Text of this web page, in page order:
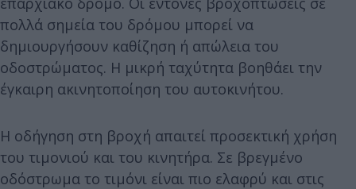
πολλά σημεία του δρόμου μπορεί να
δημιουργήσουν καθίζηση ή απώλεια του
οδοστρώματος. Η μικρή ταχύτητα βοηθάει την
έγκαιρη ακινητοποίηση του αυτοκινήτου.
Η οδήγηση στη βροχή απαιτεί προσεκτική χρήση
του τιμονιού και του κινητήρα. Σε βρεγμένο
οδόστρωμα το τιμόνι είναι πιο ελαφρύ και στις